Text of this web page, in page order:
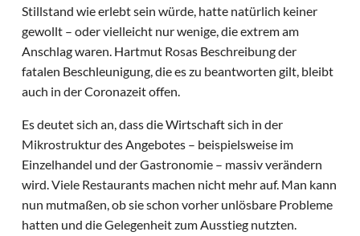
Stillstand wie erlebt sein würde, hatte natürlich keiner
gewollt – oder vielleicht nur wenige, die extrem am
Anschlag waren. Hartmut Rosas Beschreibung der
fatalen Beschleunigung, die es zu beantworten gilt, bleibt
auch in der Coronazeit offen.
Es deutet sich an, dass die Wirtschaft sich in der
Mikrostruktur des Angebotes – beispielsweise im
Einzelhandel und der Gastronomie – massiv verändern
wird. Viele Restaurants machen nicht mehr auf. Man kann
nun mutmaßen, ob sie schon vorher unlösbare Probleme
hatten und die Gelegenheit zum Ausstieg nutzten.